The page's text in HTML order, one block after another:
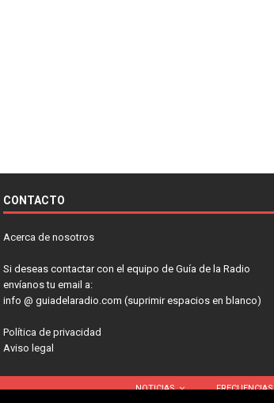
CONTACTO
Acerca de nosotros
Si deseas contactar con el equipo de Guía de la Radio
envíanos tu email a:
info @ guiadelaradio.com (suprimir espacios en blanco)
Política de privacidad
Aviso legal
NOTICIAS FRECUENCIAS